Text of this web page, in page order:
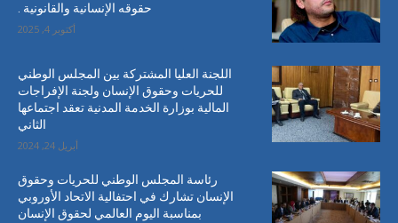
حقوقه الإنسانية والقانونية .
أكتوبر 4, 2025
اللجنة العليا المشتركة بين المجلس الوطني
للحريات وحقوق الإنسان ولجنة الإفراجات
المالية بوزارة الخدمة المدنية تعقد اجتماعها
الثاني
أبريل 24, 2024
رئاسة المجلس الوطني للحريات وحقوق
الإنسان تشارك في احتفالية الاتحاد الأوروبي
بمناسبة اليوم العالمي لحقوق الإنسان